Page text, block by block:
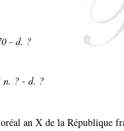
- d. ?
n. ? - d. ?
an X de la République